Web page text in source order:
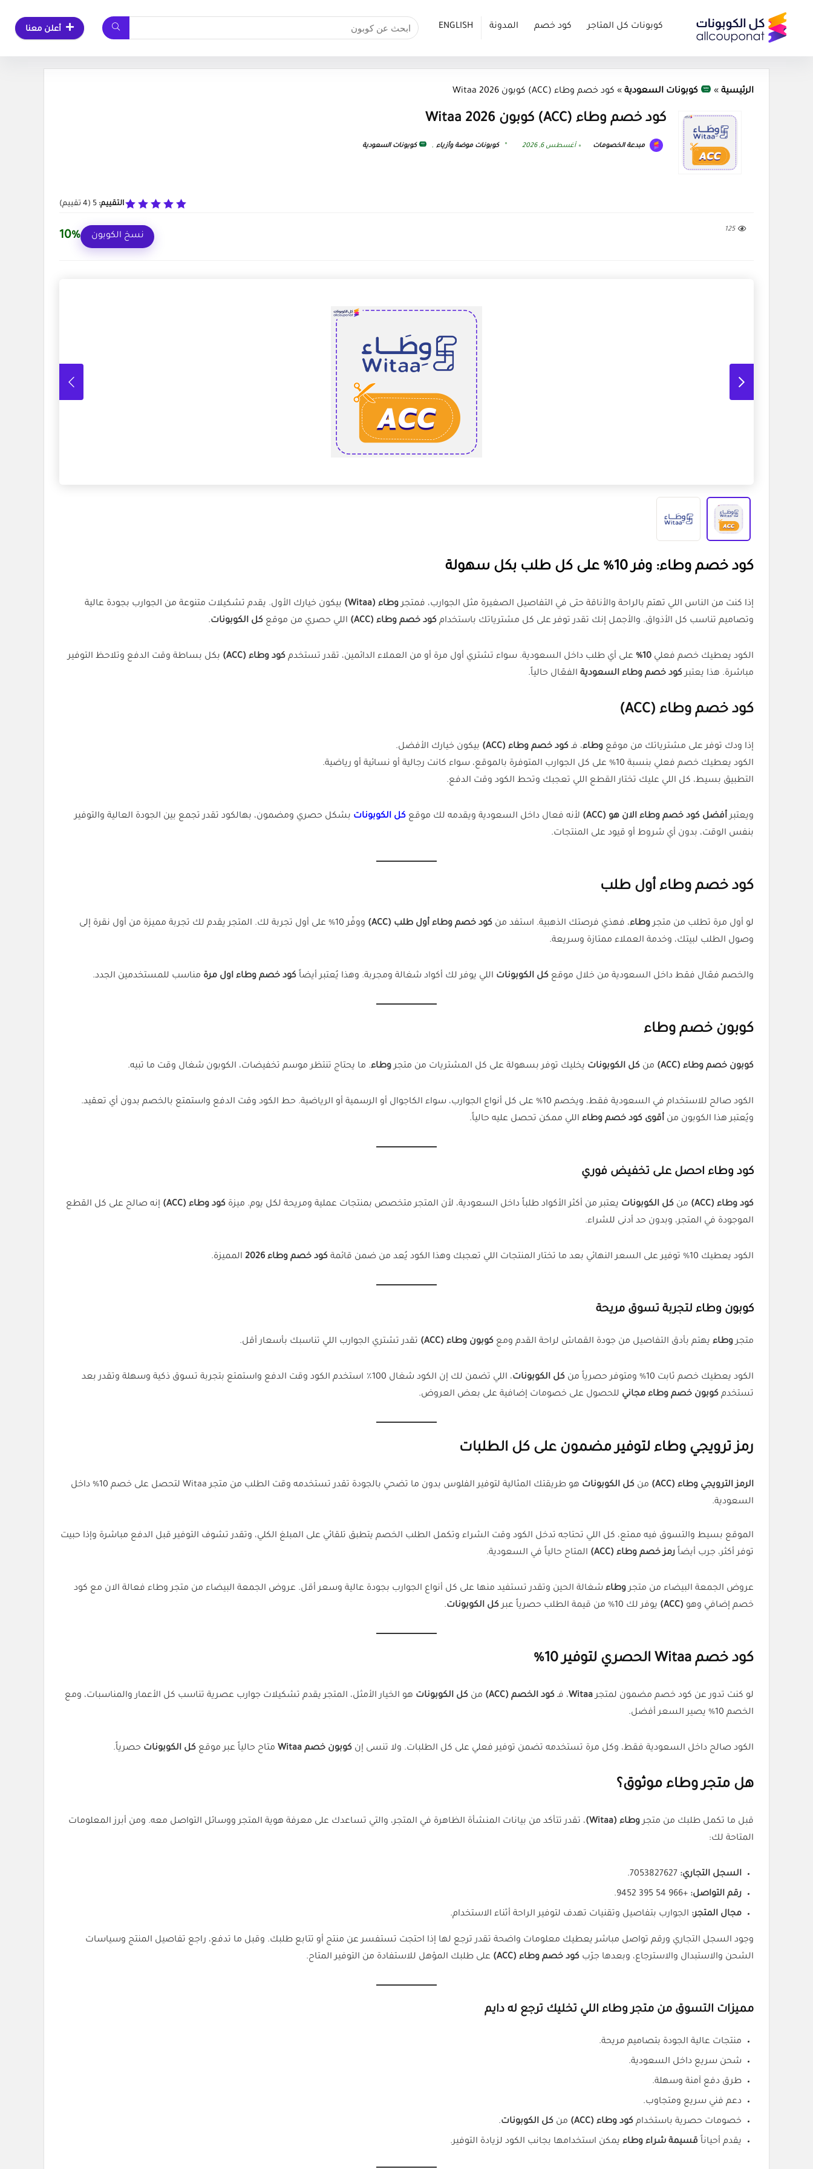
كوبونات كل المتاجر كود خصم المدونة ENGLISH أعلن معنا
الرئيسية » كوبونات السعودية » كود خصم وطاء (ACC) كوبون Witaa 2026
كود خصم وطاء (ACC) كوبون Witaa 2026
مبدعة الخصومات أغسطس 6, 2026 كوبونات موضة وأزياء , كوبونات السعودية
التقييم: 5
(
4 تقييم)
125
10% نسخ الكوبون
كود خصم وطاء: وفر 10% على كل طلب بكل سهولة
إذا كنت من الناس اللي تهتم بالراحة والأناقة حتى في التفاصيل الصغيرة مثل الجوارب، فمتجروطاء (Witaa)
بيكون خيارك الأول. يقدم تشكيلات متنوعة من الجوارب بجودة عالية
وتصاميم تناسب كل الأذواق. والأجمل إنك تقدر توفر على كل مشترياتك باستخدام كود خصم وطاء (ACC) اللي حصري من موقع كل الكوبونات.
الكود يعطيك خصم فعلي 10% على أي طلب داخل السعودية. سواء تشتري أول مرة أو من العملاء الدائمين، تقدر تستخدم كود وطاء (ACC)
بكل بساطة وقت الدفع وتلاحظ التوفير
مباشرة. هذا يعتبركود خصم وطاء السعودية الفعّال حالياً.
كود خصم وطاء (ACC)
إذا ودك توفر على مشترياتك من موقع وطاء، فـكود خصم وطاء (ACC)
بيكون خيارك الأفضل.
الكود يعطيك خصم فعلي بنسبة 10% على كل الجوارب المتوفرة بالموقع، سواء كانت رجالية أو نسائية أو رياضية.
التطبيق بسيط، كل اللي عليك تختار القطع اللي تعجبك وتحط الكود وقت الدفع.
ويعتبرأفضل كود خصم وطاء الان هو (ACC) لأنه فعال داخل السعودية ويقدمه لك موقع كل الكوبونات بشكل حصري ومضمون، بهالكود تقدر تجمع بين الجودة العالية والتوفير
بنفس الوقت، بدون أي شروط أو قيود على المنتجات.
كود خصم وطاء أول طلب
لو أول مرة تطلب من متجروطاء، فهذي فرصتك الذهبية. استفد من كود خصم وطاء أول طلب (ACC)
ووفّر 10% على أول تجربة لك. المتجر يقدم لك تجربة مميزة من أول نقرة إلى
وصول الطلب لبيتك، وخدمة العملاء ممتازة وسريعة.
والخصم فعّال فقط داخل السعودية من خلال موقع كل الكوبونات اللي يوفر لك أكواد شغالة ومجربة. وهذا يُعتبر أيضاً كود خصم وطاء اول مرة مناسب للمستخدمين الجدد.
كوبون خصم وطاء
كوبون خصم وطاء (ACC) من كل الكوبونات يخليك توفر بسهولة على كل المشتريات من متجروطاء. ما يحتاج تنتظر موسم تخفيضات، الكوبون شغال وقت ما تبيه.
الكود صالح للاستخدام في السعودية فقط، ويخصم 10% على كل أنواع الجوارب، سواء الكاجوال أو الرسمية أو الرياضية. حط الكود وقت الدفع واستمتع بالخصم بدون أي تعقيد.
ويُعتبر هذا الكوبون من أقوى كود خصم وطاء اللي ممكن تحصل عليه حالياً.
كود وطاء احصل على تخفيض فوري
كود وطاء (ACC) من كل الكوبونات يعتبر من أكثر الأكواد طلباً داخل السعودية، لأن المتجر متخصص بمنتجات عملية ومريحة لكل يوم. ميزة كود وطاء (ACC)
إنه صالح على كل القطع
الموجودة في المتجر، وبدون حد أدنى للشراء.
الكود يعطيك 10% توفير على السعر النهائي بعد ما تختار المنتجات اللي تعجبك وهذا الكود يُعد من ضمن قائمة كود خصم وطاء 2026 المميزة.
كوبون وطاء لتجربة تسوق مريحة
متجروطاء يهتم بأدق التفاصيل من جودة القماش لراحة القدم ومع كوبون وطاء (ACC) تقدر تشتري الجوارب اللي تناسبك بأسعار أقل.
الكود يعطيك خصم ثابت 10% ومتوفر حصرياً من كل الكوبونات
، اللي تضمن لك إن الكود شغال 100٪ استخدم الكود وقت الدفع واستمتع بتجربة تسوق ذكية وسهلة وتقدر بعد
تستخدم كوبون خصم وطاء مجاني للحصول على خصومات إضافية على بعض العروض.
رمز ترويجي وطاء لتوفير مضمون على كل الطلبات
الرمز الترويجي وطاء (ACC) من كل الكوبونات
هو طريقتك المثالية لتوفير الفلوس بدون ما تضحي بالجودة تقدر تستخدمه وقت الطلب من متجر Witaa لتحصل على خصم 10% داخل
السعودية.
الموقع بسيط والتسوق فيه ممتع، كل اللي تحتاجه تدخل الكود وقت الشراء وتكمل الطلب الخصم يتطبق تلقائي على المبلغ الكلي، وتقدر تشوف التوفير قبل الدفع مباشرة وإذا حبيت
توفر أكثر، جرب أيضاً رمز خصم وطاء (ACC) المتاح حالياً في السعودية.
عروض الجمعة البيضاء من متجروطاء شغالة الحين وتقدر تستفيد منها على كل أنواع الجوارب بجودة عالية وسعر أقل. عروض الجمعة البيضاء من متجر وطاء فعالة الان مع كود
خصم إضافي وهو (ACC) يوفر لك 10% من قيمة الطلب حصرياً عبر كل الكوبونات.
كود خصم Witaa الحصري لتوفير 10%
لو كنت تدور عن كود خصم مضمون لمتجرWitaa، فـكود الخصم (ACC) من كل الكوبونات هو الخيار الأمثل، المتجر يقدم تشكيلات جوارب عصرية تناسب كل الأعمار والمناسبات، ومع
الخصم 10% يصير السعر أفضل.
الكود صالح داخل السعودية فقط، وكل مرة تستخدمه تضمن توفير فعلي على كل الطلبات. ولا تنسى إن كوبون خصم Witaa متاح حالياً عبر موقع كل الكوبونات حصرياً.
هل متجر وطاء موثوق؟
قبل ما تكمل طلبك من متجروطاء (Witaa)
، تقدر تتأكد من بيانات المنشأة الظاهرة في المتجر، والتي تساعدك على معرفة هوية المتجر ووسائل التواصل معه. ومن أبرز المعلومات
المتاحة لك:
السجل التجاري:
رقم التواصل: +966 54 395 9452.
مجال المتجر: الجوارب بتفاصيل وتقنيات تهدف لتوفير الراحة أثناء الاستخدام.
وجود السجل التجاري ورقم تواصل مباشر يعطيك معلومات واضحة تقدر ترجع لها إذا احتجت تستفسر عن منتج أو تتابع طلبك. وقبل ما تدفع، راجع تفاصيل المنتج وسياسات
الشحن والاستبدال والاسترجاع، وبعدها جرّب كود خصم وطاء (ACC) على طلبك المؤهل للاستفادة من التوفير المتاح.
مميزات التسوق من متجر وطاء اللي تخليك ترجع له دايم
منتجات عالية الجودة بتصاميم مريحة.
شحن سريع داخل السعودية.
طرق دفع آمنة وسهلة.
دعم فني سريع ومتجاوب.
خصومات حصرية باستخدام كود وطاء (ACC) من كل الكوبونات.
يقدم أحياناً قسيمة شراء وطاء يمكن استخدامها بجانب الكود لزيادة التوفير.